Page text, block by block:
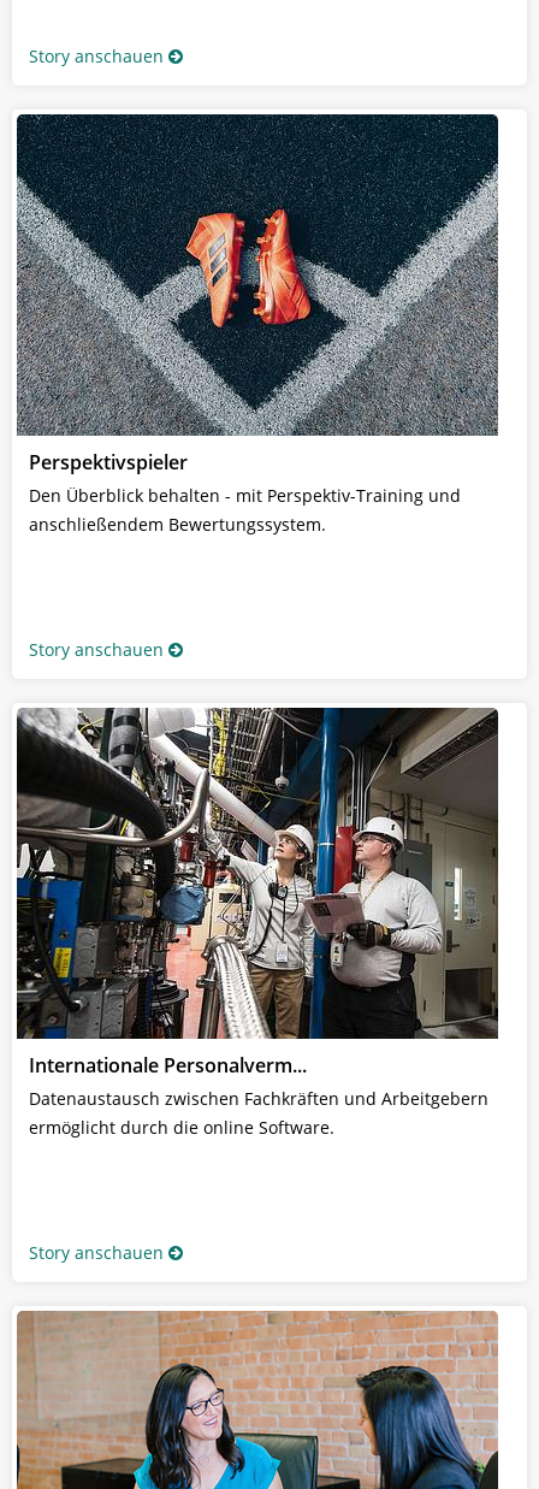
Story anschauen
Perspektivspieler
Den Überblick behalten - mit Perspektiv-Training und
anschließendem Bewertungssystem.
Story anschauen
Internationale Personalverm...
Datenaustausch zwischen Fachkräften und Arbeitgebern
ermöglicht durch die online Software.
Story anschauen